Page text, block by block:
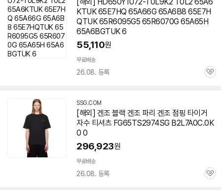
KTUK 65E7HQ 65A66G 65A6B8 65E7H
QTUK 65R6095G5 65R6070G 65A65H
65A6BGTUK 6
55,110원
무료배송
26.08. 등록
관
SSG.COM
[해외] 겐조 블랙 겐조 파리 겐조 점핑 타이거
자수 티셔츠 FG65TS2974SG B2L7A0C.0K
0 0
296,923원
무료배송
26.08. 등록
관